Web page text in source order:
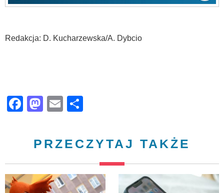
Redakcja: D. Kucharzewska/A. Dybcio
Facebook
Mastodon
Email
PRZECZYTAJ TAKŻE